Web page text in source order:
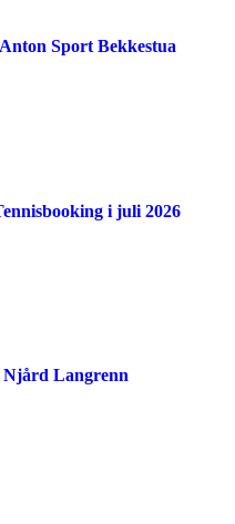
Sport Bekkestua
i juli 2026
Njård Langrenn